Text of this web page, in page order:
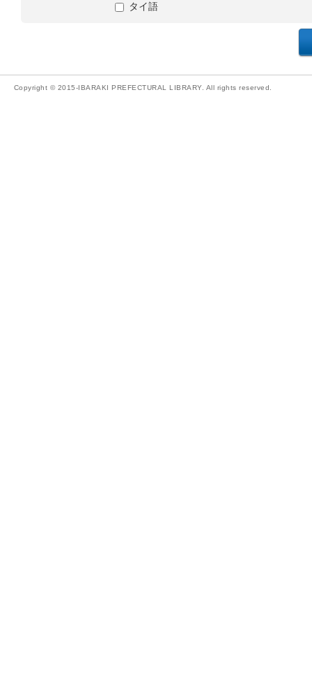
タイ語
Copyright © 2015-IBARAKI PREFECTURAL LIBRARY. All rights reserved.